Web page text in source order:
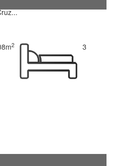
2 3